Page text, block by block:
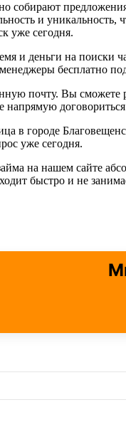
собирают
и
уже сегодня.
и деньги на поиски
бесплатно
почту. Вы сможете
в городе
уже сегодня.
на нашем сайте
быстро и не